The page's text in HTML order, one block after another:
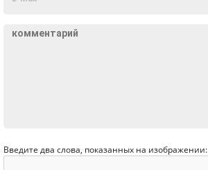
Введите два слова, показанных на изображении: